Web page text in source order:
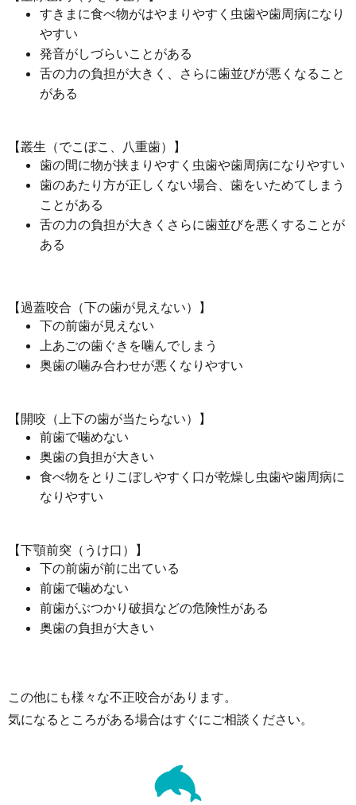
すきまに食べ物がはやまりやすく虫歯や歯周病になり
やすい
発音がしづらいことがある
舌の力の負担が大きく、さらに歯並びが悪くなること
がある
【叢生（でこぼこ、八重歯）】
歯の間に物が挟まりやすく虫歯や歯周病になりやすい
歯のあたり方が正しくない場合、歯をいためてしまう
ことがある
舌の力の負担が大きくさらに歯並びを悪くすることが
ある
【過蓋咬合（下の歯が見えない）】
下の前歯が見えない
上あごの歯ぐきを噛んでしまう
奥歯の噛み合わせが悪くなりやすい
【開咬（上下の歯が当たらない）】
前歯で噛めない
奥歯の負担が大きい
食べ物をとりこぼしやすく口が乾燥し虫歯や歯周病に
なりやすい
【下顎前突（うけ口）】
下の前歯が前に出ている
前歯で噛めない
前歯がぶつかり破損などの危険性がある
奥歯の負担が大きい
この他にも様々な不正咬合があります。
気になるところがある場合はすぐにご相談ください。